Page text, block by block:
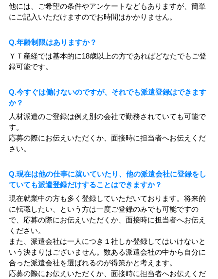
他には、ご希望の条件やアンケートなどもありますが、簡単
にご記入いただけますのでお時間はかかりません。
Q.年齢制限はありますか？
ＹＴ産経では基本的に18歳以上の方であればどなたでもご登
録可能です。
Q.今すぐは働けないのですが、それでも派遣登録はできます
か？
人材派遣のご登録は例え別の会社で勤務されていても可能で
す。
応募の際にお伝えいただくか、面接時に担当者へお伝えくだ
さい。
Q.現在は他の仕事に就いていたり、他の派遣会社に登録をし
ていても派遣登録だけすることはできますか？
現在就業中の方も多く登録していただいております。将来的
に転職したい、という方は一度ご登録のみでも可能ですの
で、応募の際にお伝えいただくか、面接時に担当者へお伝え
ください。
また、派遣会社は一人につき１社しか登録してはいけないと
いう決まりはございません。数ある派遣会社の中から自分に
合った派遣会社を選ばれるのが得策かと考えます。
応募の際にお伝えいただくか、面接時に担当者へお伝えくだ